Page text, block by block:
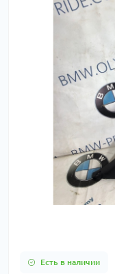
Есть в наличии